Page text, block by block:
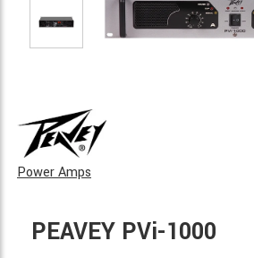
Power Amps
PEAVEY PVi-1000